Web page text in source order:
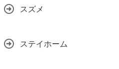
スズメ
ステイホーム